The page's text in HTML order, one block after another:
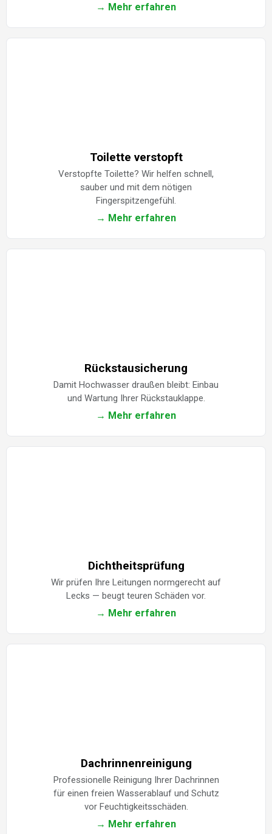
→ Mehr erfahren
Toilette verstopft
Verstopfte Toilette? Wir helfen schnell,
sauber und mit dem nötigen
Fingerspitzengefühl.
→ Mehr erfahren
Rückstausicherung
Damit Hochwasser draußen bleibt: Einbau
und Wartung Ihrer Rückstauklappe.
→ Mehr erfahren
Dichtheitsprüfung
Wir prüfen Ihre Leitungen normgerecht auf
Lecks — beugt teuren Schäden vor.
→ Mehr erfahren
Dachrinnenreinigung
Professionelle Reinigung Ihrer Dachrinnen
für einen freien Wasserablauf und Schutz
vor Feuchtigkeitsschäden.
→ Mehr erfahren